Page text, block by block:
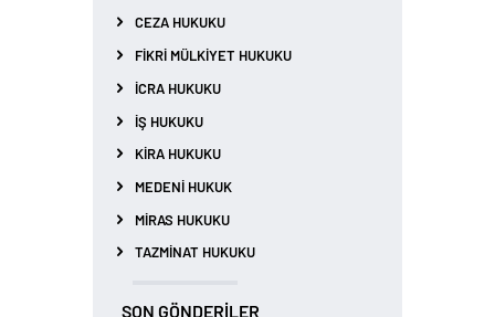
CEZA HUKUKU
FIKRI MÜLKIYET HUKUKU
İCRA HUKUKU
İŞ HUKUKU
KIRA HUKUKU
MEDENI HUKUK
MIRAS HUKUKU
TAZMINAT HUKUKU
SON GÖNDERILER